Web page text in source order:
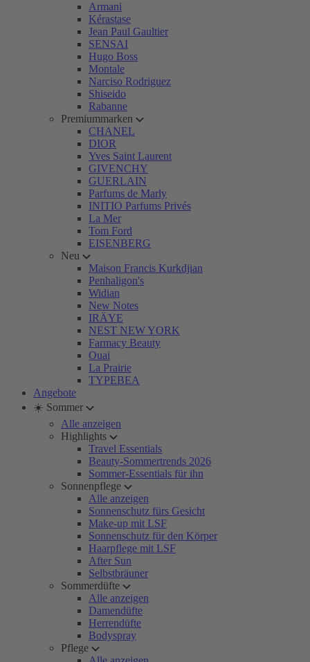
Armani
Kérastase
Jean Paul Gaultier
SENSAI
Hugo Boss
Montale
Narciso Rodriguez
Shiseido
Rabanne
Premiummarken
CHANEL
DIOR
Yves Saint Laurent
GIVENCHY
GUERLAIN
Parfums de Marly
INITIO Parfums Privés
La Mer
Tom Ford
EISENBERG
Neu
Maison Francis Kurkdjian
Penhaligon's
Widian
New Notes
IRÄYE
NEST NEW YORK
Farmacy Beauty
Ouai
La Prairie
TYPEBEA
Angebote
☀️ Sommer
Alle anzeigen
Highlights
Travel Essentials
Beauty-Sommertrends 2026
Sommer-Essentials für ihn
Sonnenpflege
Alle anzeigen
Sonnenschutz fürs Gesicht
Make-up mit LSF
Sonnenschutz für den Körper
Haarpflege mit LSF
After Sun
Selbstbräuner
Sommerdüfte
Alle anzeigen
Damendüfte
Herrendüfte
Bodyspray
Pflege